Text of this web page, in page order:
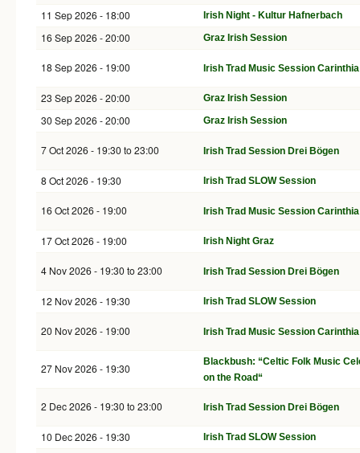
11 Sep 2026 - 18:00 Irish Night - Kultur Hafnerbach
16 Sep 2026 - 20:00 Graz Irish Session
18 Sep 2026 - 19:00 Irish Trad Music Session Carinthia
23 Sep 2026 - 20:00 Graz Irish Session
30 Sep 2026 - 20:00 Graz Irish Session
7 Oct 2026 - 19:30to23:00 Irish Trad Session Drei Bögen
8 Oct 2026 - 19:30 Irish Trad SLOW Session
16 Oct 2026 - 19:00 Irish Trad Music Session Carinthia
17 Oct 2026 - 19:00 Irish Night Graz
4 Nov 2026 - 19:30to23:00 Irish Trad Session Drei Bögen
12 Nov 2026 - 19:30 Irish Trad SLOW Session
20 Nov 2026 - 19:00 Irish Trad Music Session Carinthia
27 Nov 2026 - 19:30
Blackbush: “Celtic Folk Music
on the Road“
2 Dec 2026 - 19:30to23:00 Irish Trad Session Drei Bögen
10 Dec 2026 - 19:30 Irish Trad SLOW Session